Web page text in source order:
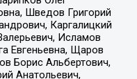
Шведов Григорий
Каргалицкий
Исламов
Евгеньевна, Щаров
Борис Альбертович,
Анатольевич,